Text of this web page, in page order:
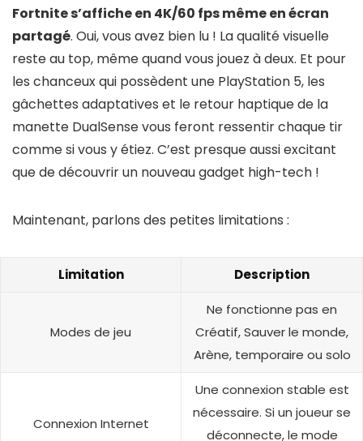
Fortnite s’affiche en 4K/60 fps même en écran
partagé. Oui, vous avez bien lu ! La qualité visuelle
reste au top, même quand vous jouez à deux. Et pour
les chanceux qui possèdent une PlayStation 5, les
gâchettes adaptatives et le retour haptique de la
manette DualSense vous feront ressentir chaque tir
comme si vous y étiez. C’est presque aussi excitant
que de découvrir un nouveau gadget high-tech !
Maintenant, parlons des petites limitations :
Limitation Description
Modes de jeu
Ne fonctionne pas en
Créatif, Sauver le monde,
Arène, temporaire ou solo
Connexion Internet
Une connexion stable est
nécessaire. Si un joueur se
déconnecte, le mode